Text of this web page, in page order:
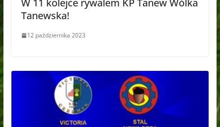
W 11 kolejce rywalem KP Tanew Wólka
Tanewska!
12 października 2023